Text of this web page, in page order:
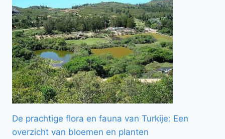
De prachtige flora en fauna van Turkije: Een
overzicht van bloemen en planten